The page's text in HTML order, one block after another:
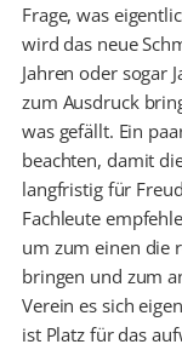
Frage, was
wird das neue
Jahren oder sogar
zum Ausdruck
was gefällt. Ein
beachten, damit
langfristig für
Fachleute
um zum einen die
bringen und zum
Verein es sich
ist Platz für das